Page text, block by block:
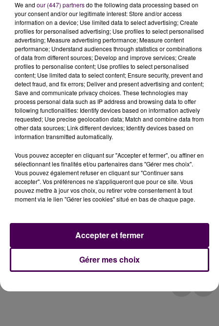
UNE AVANT-PREMIÈRE CE VENDREDI À
NOGENT-LE-ROTROU
A Nogent-le-Rotrou,le cinéma Le Rex organise ce
vendrediune avant-première avec la projection du
film québécois"Les chambres rouges". Pour les
amateurs de grands classiques, l'établissement
nogentais projetterace dimancheà 20h30"Le
docteur Jivago", sorti en 1965. Jusqu'au mardi 16
janvier,toutes les séances sont à 5,90 euros
Cet élément est masqué compte-tenu du refus
du dépôt de cookies que vous avez exprimé. Si
vous souhaitez l'afficher, merci de nous donner
dessous.
Afficher l'élément
We and our (447) partnersdo the following data processing based on
your consent and/or our legitimate interest: Store and/or access
information on a device; Use limited data to select advertising; Create
profiles for personalised advertising; Use profiles to select personalised
advertising; Measure advertising performance; Measure content
performance; Understand audiences through statistics or combinations
of data from different sources; Develop and improve services; Create
profiles to personalise content; Use profiles to select personalised
content; Use limited data to select content; Ensure security, prevent and
detect fraud, and fix errors; Deliver and present advertising and content;
Save and communicate privacy choices. These technologies may
process personal data such as IP address and browsing data to offer
following functionalities: Identify devices based on information actively
requested; Use precise geolocation data; Match and combine data from
other data sources; Link different devices; Identify devices based on
information transmitted automatically.
Vous pouvez accepter en cliquant sur "Accepter et fermer", ou affiner en
sélectionnant les finalités et/ou partenaires dans "Gérer mes choix".
Vous pouvez également refuser en cliquant sur "Continuer sans
accepter". Vos préférences ne s'appliqueront que pour ce site. Vous
pouvez mettre à jour vos choix, ou retirer votre consentement à tout
moment via le lien "Gérer les cookies" situé en bas de chaque page.
Gérer mes choix
Accepter et fermer